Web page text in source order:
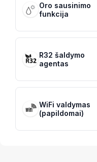
Oro sausinimo
funkcija
R32 šaldymo
agentas
WiFi valdymas
(papildomai)